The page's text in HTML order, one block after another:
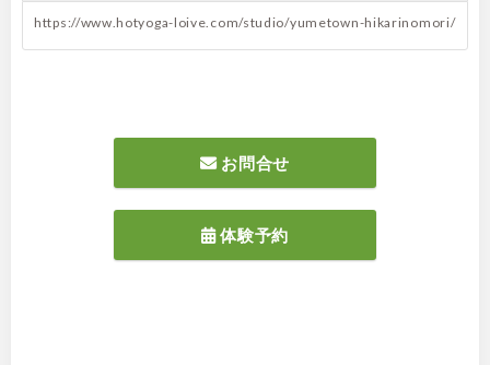
https://www.hotyoga-loive.com/studio/yumetown-hikarinomori/
お問合せ
体験予約